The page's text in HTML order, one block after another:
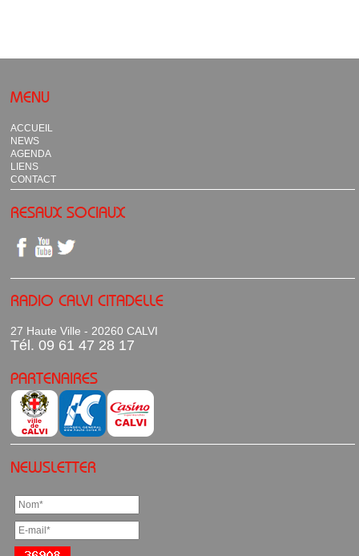
MENU
ACCUEIL
NEWS
AGENDA
LIENS
CONTACT
RESAUX SOCIAUX
RADIO CALVI CITADELLE
27 Haute Ville - 20260 CALVI
Tél. 09 61 47 28 17
PARTENAIRES
NEWSLETTER